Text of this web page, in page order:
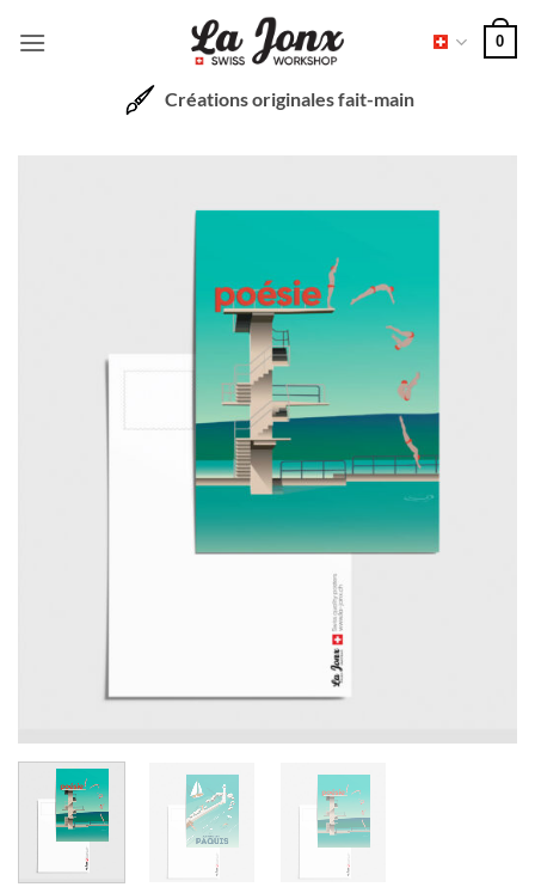
0
Créations originales fait-main